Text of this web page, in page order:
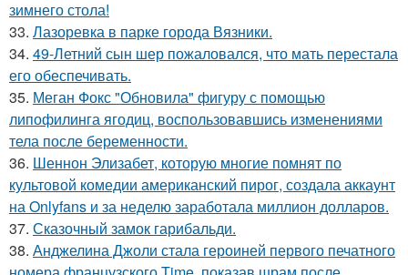
зимнего стола!
33. Лазоревка в парке города Вязники.
34. 49-Летний сын шер пожаловался, что мать перестала
его обеспечивать.
35. Меган Фокс "Обновила" фигуру с помощью
липофилинга ягодиц, воспользовавшись изменениями
тела после беременности.
36. Шеннон Элизабет, которую многие помнят по
культовой комедии американский пирог, создала аккаунт
на Onlyfans и за неделю заработала миллион долларов.
37. Сказочный замок гарибальди.
38. Анджелина Джоли стала героиней первого печатного